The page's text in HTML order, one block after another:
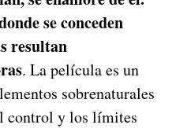
se conceden
resultan
. La película es un
sobrenaturales
control y los límites